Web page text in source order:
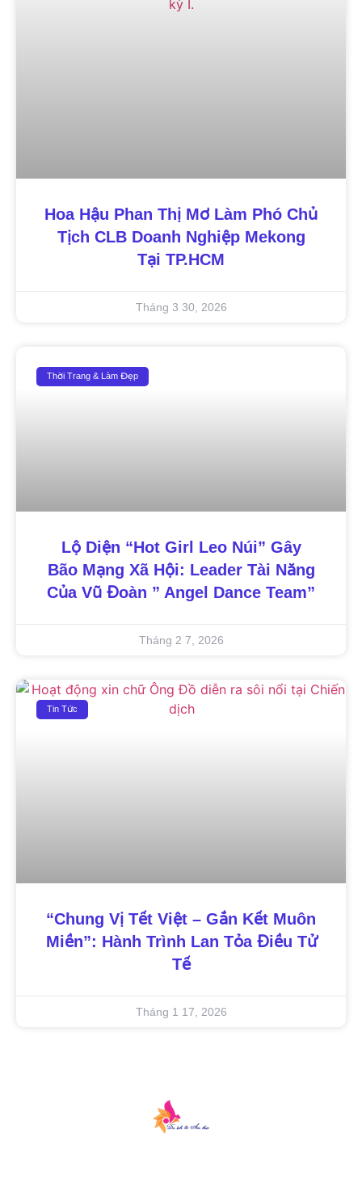
Hoa Hậu Phan Thị Mơ Làm Phó Chủ
Tịch CLB Doanh Nghiệp Mekong
Tại TP.HCM
Tháng 3 30, 2026
Thời Trang & Làm Đẹp
Lộ Diện “Hot Girl Leo Núi” Gây
Bão Mạng Xã Hội: Leader Tài Năng
Của Vũ Đoàn ” Angel Dance Team”
Tháng 2 7, 2026
Tin Tức
“Chung Vị Tết Việt – Gắn Kết Muôn
Miền”: Hành Trình Lan Tỏa Điều Tử
Tế
Tháng 1 17, 2026